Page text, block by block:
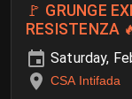
🚩 GRUNGE
RESISTENZA
Saturday,
CSA Intifada